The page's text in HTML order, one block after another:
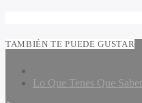
TAMBIÉN TE PUEDE GUSTAR
Lo Que Tenes Que